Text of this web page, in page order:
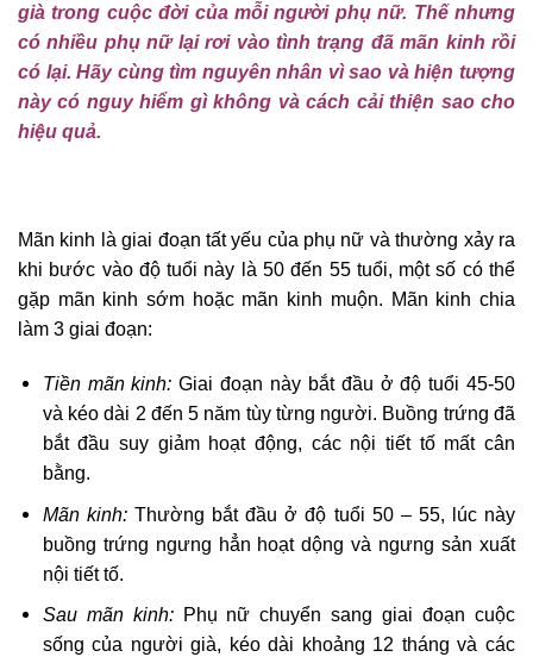
già trong cuộc đời của mỗi người phụ nữ. Thế nhưng
có nhiều phụ nữ lại rơi vào tình trạng đã mãn kinh rồi
có lại. Hãy cùng tìm nguyên nhân vì sao và hiện tượng
này có nguy hiểm gì không và cách cải thiện sao cho
hiệu quả.
Mãn kinh là giai đoạn tất yếu của phụ nữ và thường xảy ra
khi bước vào độ tuổi này là 50 đến 55 tuổi, một số có thể
gặp mãn kinh sớm hoặc mãn kinh muộn. Mãn kinh chia
làm 3 giai đoạn:
Tiền mãn kinh: Giai đoạn này bắt đầu ở độ tuổi 45-50
và kéo dài 2 đến 5 năm tùy từng người. Buồng trứng đã
bắt đầu suy giảm hoạt động, các nội tiết tố mất cân
bằng.
Mãn kinh:Thường bắt đầu ở độ tuổi 50 – 55, lúc này
buồng trứng ngưng hẳn hoạt dộng và ngưng sản xuất
nội tiết tố.
Sau mãn kinh:Phụ nữ chuyển sang giai đoạn cuộc
sống của người già, kéo dài khoảng 12 tháng và các